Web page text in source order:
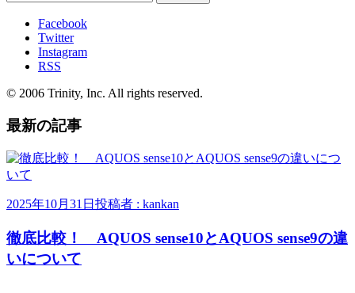
Facebook
Twitter
Instagram
RSS
© 2006 Trinity, Inc. All rights reserved.
最新の記事
2025年10月31日 投稿者 : kankan
徹底比較！ AQUOS sense10とAQUOS sense9の違
いについて